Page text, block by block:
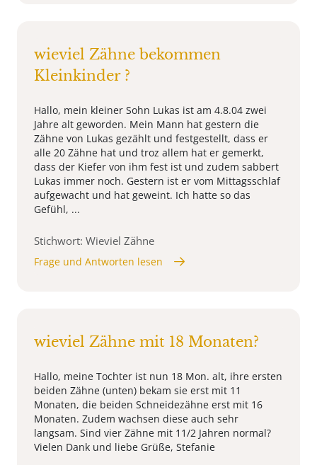
wieviel Zähne bekommen
Kleinkinder ?
Hallo, mein kleiner Sohn Lukas ist am 4.8.04 zwei
Jahre alt geworden. Mein Mann hat gestern die
Zähne von Lukas gezählt und festgestellt, dass er
alle 20 Zähne hat und troz allem hat er gemerkt,
dass der Kiefer von ihm fest ist und zudem sabbert
Lukas immer noch. Gestern ist er vom Mittagsschlaf
aufgewacht und hat geweint. Ich hatte so das
Gefühl, ...
Stichwort: Wieviel Zähne
Frage und Antworten lesen
wieviel Zähne mit 18 Monaten?
Hallo, meine Tochter ist nun 18 Mon. alt, ihre ersten
beiden Zähne (unten) bekam sie erst mit 11
Monaten, die beiden Schneidezähne erst mit 16
Monaten. Zudem wachsen diese auch sehr
langsam. Sind vier Zähne mit 11/2 Jahren normal?
Vielen Dank und liebe Grüße, Stefanie